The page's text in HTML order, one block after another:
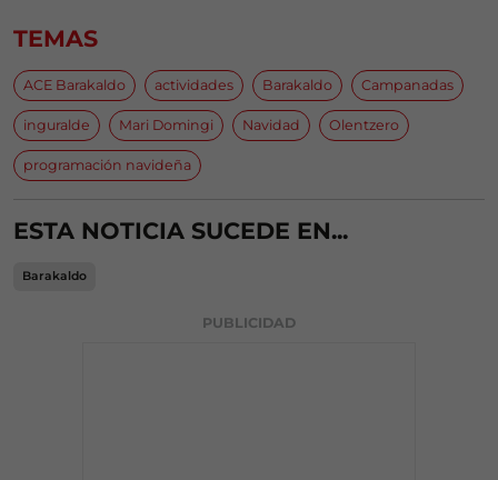
TEMAS
ACE Barakaldo actividades Barakaldo Campanadas
inguralde Mari Domingi Navidad Olentzero
programación navideña
ESTA NOTICIA SUCEDE EN...
Barakaldo
PUBLICIDAD